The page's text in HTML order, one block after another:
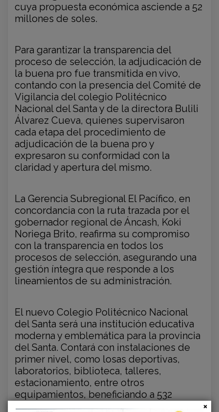
cuya propuesta económica asciende a 52
millones de soles.
Para garantizar la transparencia del
proceso de selección, la adjudicación de
la buena pro fue transmitida en vivo,
contando con la presencia del Comité de
Vigilancia del colegio Politécnico
Nacional del Santa y de la directora Bulili
Álvarez Cueva, quienes supervisaron
cada etapa del procedimiento de
adjudicación de la buena pro y
expresaron su conformidad con la
claridad y apertura del mismo.
La Gerencia Subregional El Pacífico, en
concordancia con la ruta trazada por el
gobernador regional de Áncash, Koki
Noriega Brito, reafirma su compromiso
con la transparencia en todos los
procesos de selección, asegurando una
gestión íntegra que responde a los
lineamientos de su administración.
El nuevo Colegio Politécnico Nacional
del Santa será una institución educativa
moderna y emblemática para la provincia
del Santa. Contará con instalaciones de
primer nivel, como losas deportivas,
laboratorios, biblioteca, talleres,
estacionamiento, entre otros
equipamientos, beneficiando a 532
estudiantes de nivel secundario. El plazo